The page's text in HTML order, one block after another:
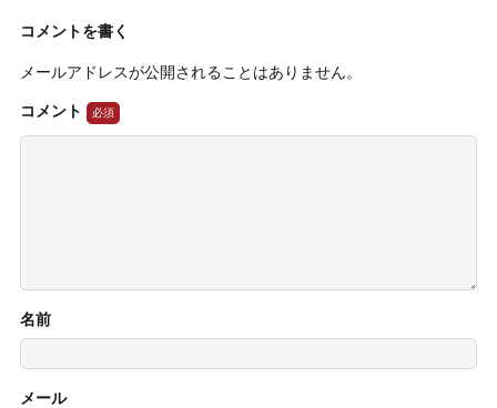
コメントを書く
メールアドレスが公開されることはありません。
コメント
名前
メール